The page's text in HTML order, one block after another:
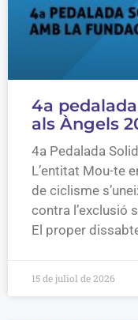
4a
als Àngels
4a Pedalada
L’entitat Mou-te
de ciclisme
contra l’exclusió
El proper
15 de juliol de 2026